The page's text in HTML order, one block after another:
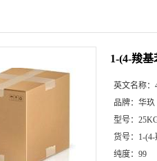
1-(4-羧基
英文名称：
品牌： 华玖
型号：
货号： 1-
纯度： 99